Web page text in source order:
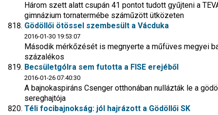
Három szett alatt csupán 41 pontot tudott gyűjteni a
gimnázium tornatermébe száműzött ütközeten
Gödöllői ötössel szembesült a Vácduka
2016-01-30 19:53:07
Második mérkőzését is megnyerte a műfüves megyei
százalékos
Becsületgólra sem futotta a FISE erejéből
2016-01-26 07:40:30
A bajnokaspiráns Csenger otthonában nullázták le a
sereghajtója
Téli focibajnokság: jól hajrázott a Gödöllői SK